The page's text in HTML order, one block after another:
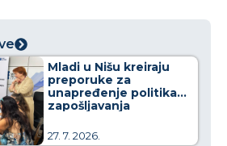
Mladi u Nišu kreiraju
preporuke za
unapređenje politika
zapošljavanja
27. 7. 2026.